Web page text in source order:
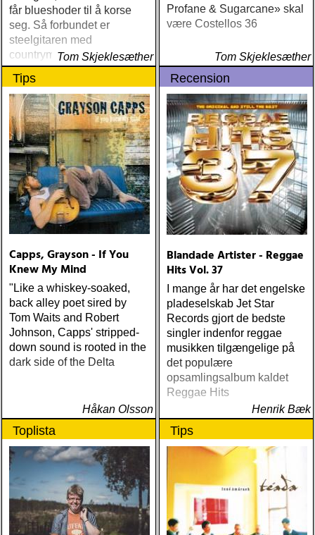
får blueshoder til å korse
seg. Så forbundet er
steelgitaren med
countrymusikken at det
inkarnerer fordommene mot
nettopp denne ene
erkeamerikanske
musikkformen
Tom Skjeklesæther
Profane & Sugarcane» skal
være Costellos 36
Tom Skjeklesæther
Tips
Capps, Grayson - If You
Knew My Mind
"Like a whiskey-soaked,
back alley poet sired by
Tom Waits and Robert
Johnson, Capps' stripped-
down sound is rooted in the
dark side of the Delta
Håkan Olsson
Recension
Blandade Artister - Reggae
Hits Vol. 37
I mange år har det engelske
pladeselskab Jet Star
Records gjort de bedste
singler indenfor reggae
musikken tilgængelige på
det populære
opsamlingsalbum kaldet
Reggae Hits
Henrik Bæk
Toplista Tips